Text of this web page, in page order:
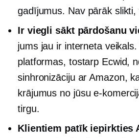
gadījumus. Nav pārāk slikti,
Ir viegli sākt pārdošanu
jums jau ir interneta
platformas, tostarp Ecwid,
sinhronizāciju ar Amazon,
krājumus no jūsu e-
tirgu.
Klientiem patīk iepirkties